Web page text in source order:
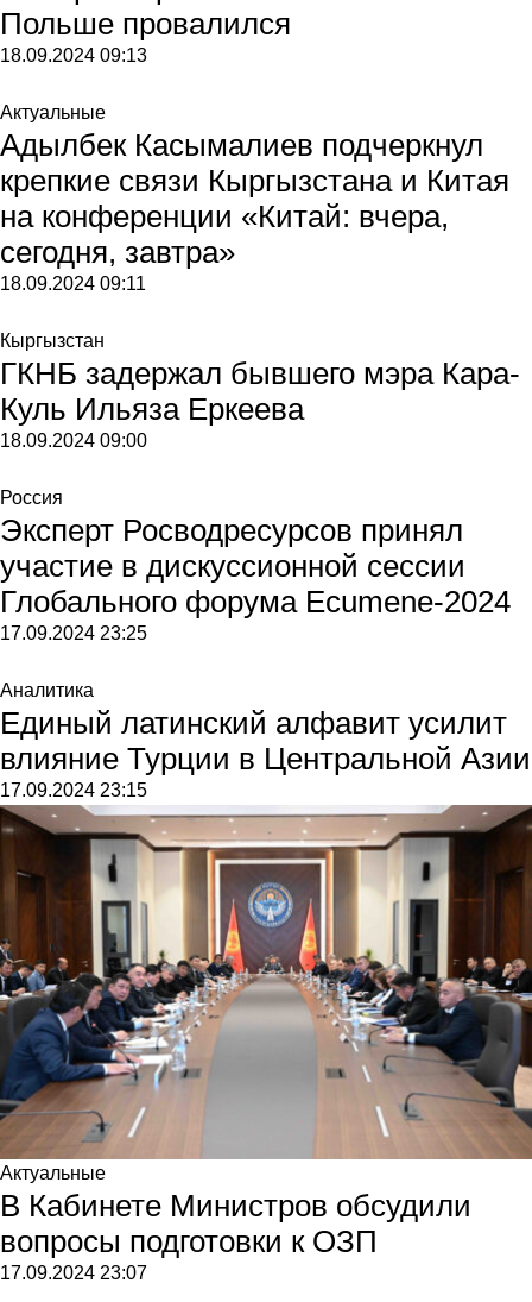
Польше провалился
18.09.2024 09:13
Актуальные
Адылбек Касымалиев подчеркнул
крепкие связи Кыргызстана и Китая
на конференции «Китай: вчера,
сегодня, завтра»
18.09.2024 09:11
Кыргызстан
ГКНБ задержал бывшего мэра Кара-
Куль Ильяза Еркеева
18.09.2024 09:00
Россия
Эксперт Росводресурсов принял
участие в дискуссионной сессии
Глобального форума Ecumene-2024
17.09.2024 23:25
Аналитика
Единый латинский алфавит усилит
влияние Турции в Центральной Азии
17.09.2024 23:15
Актуальные
В Кабинете Министров обсудили
вопросы подготовки к ОЗП
17.09.2024 23:07